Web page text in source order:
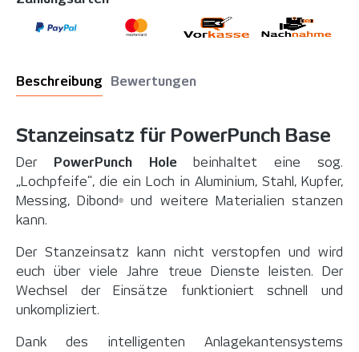
Beschreibung Bewertungen
Stanzeinsatz für PowerPunch Base
Der PowerPunch Holebeinhaltet eine sog.
„Lochpfeife“, die ein Loch in Aluminium, Stahl, Kupfer,
Messing,Dibond®
und weitere Materialien stanzen
kann.
Der Stanzeinsatz kann nicht verstopfen und wird
euch über viele Jahre treue Dienste leisten. Der
Wechsel der Einsätze funktioniert schnell und
unkompliziert.
Dank des intelligenten Anlagekantensystems